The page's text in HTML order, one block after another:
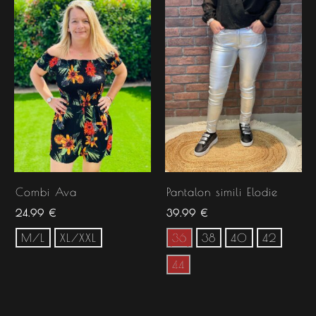
Combi Ava
24.99 €
M/L XL/XXL
Pantalon simili Elodie
39.99 €
36 38 40 42
44